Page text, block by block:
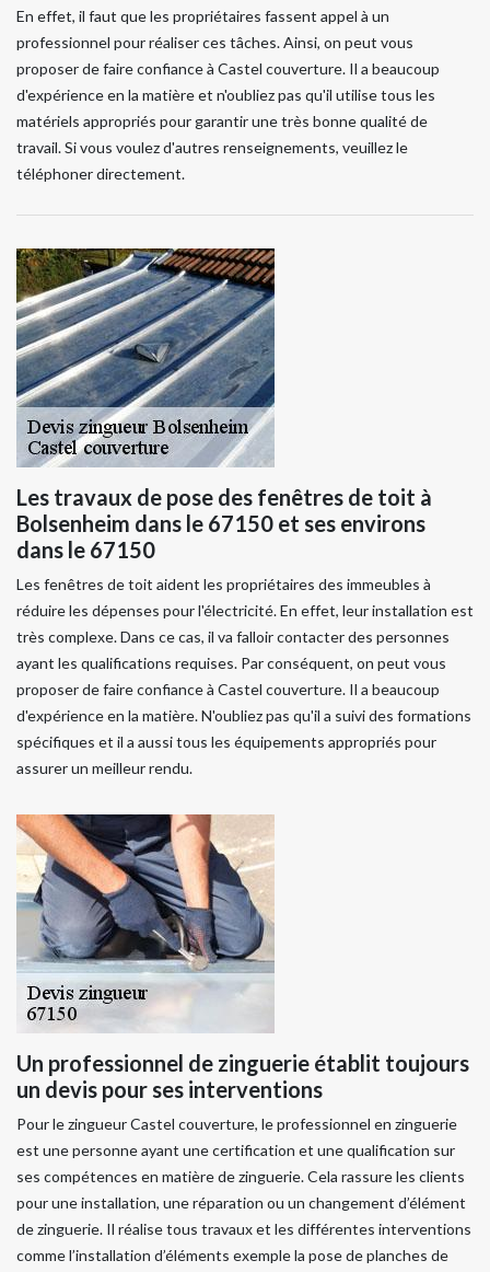
En effet, il faut que les propriétaires fassent appel à un
professionnel pour réaliser ces tâches. Ainsi, on peut vous
proposer de faire confiance à Castel couverture. Il a beaucoup
d'expérience en la matière et n'oubliez pas qu'il utilise tous les
matériels appropriés pour garantir une très bonne qualité de
travail. Si vous voulez d'autres renseignements, veuillez le
téléphoner directement.
Les travaux de pose des fenêtres de toit à
Bolsenheim dans le 67150 et ses environs
dans le 67150
Les fenêtres de toit aident les propriétaires des immeubles à
réduire les dépenses pour l'électricité. En effet, leur installation est
très complexe. Dans ce cas, il va falloir contacter des personnes
ayant les qualifications requises. Par conséquent, on peut vous
proposer de faire confiance à Castel couverture. Il a beaucoup
d'expérience en la matière. N'oubliez pas qu'il a suivi des formations
spécifiques et il a aussi tous les équipements appropriés pour
assurer un meilleur rendu.
Un professionnel de zinguerie établit toujours
un devis pour ses interventions
Pour le zingueur Castel couverture, le professionnel en zinguerie
est une personne ayant une certification et une qualification sur
ses compétences en matière de zinguerie. Cela rassure les clients
pour une installation, une réparation ou un changement d’élément
de zinguerie. Il réalise tous travaux et les différentes interventions
comme l’installation d’éléments exemple la pose de planches de